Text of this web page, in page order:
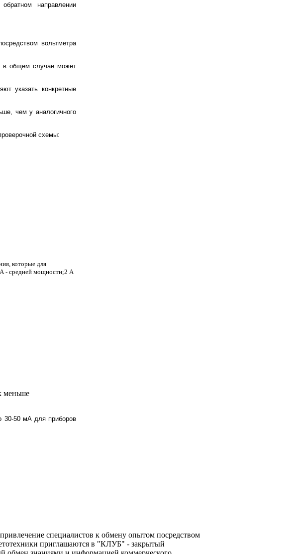
направлении
вольтметра
в общем случае может
указать конкретные
чем у аналогичного
схемы:
которые для
- средней мощности;2 А
меньше
30-50 мА для приборов
специалистов к обмену опытом посредством
приглашаются в "КЛУБ" - закрытый